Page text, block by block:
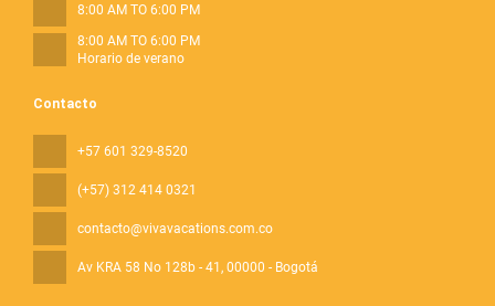
Contacto
+57 601 329-8520
(+57) 312 414 0321
contacto@vivavacations.com.co
Av KRA 58 No 128b - 41, 00000 - Bogotá
8:00 AM TO 6:00 PM
8:00 AM TO 6:00 PM
Horario de verano